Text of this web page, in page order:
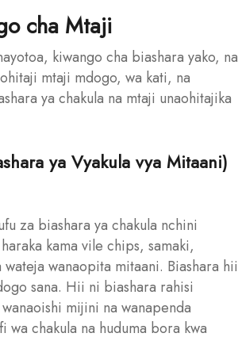
cha Mtaji
kiwango cha biashara yako, na
mtaji mdogo, wa kati, na
ya chakula na mtaji unaohitajika
ya Vyakula vya Mitaani)
za biashara ya chakula nchini
kama vile chips, samaki,
wanaopita mitaani. Biashara hii
sana. Hii ni biashara rahisi
mijini na wanapenda
wa chakula na huduma bora kwa